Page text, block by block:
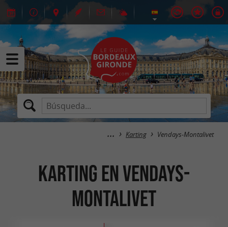
Karting Vendays-Montalivet
Karting en Vendays-
Montalivet